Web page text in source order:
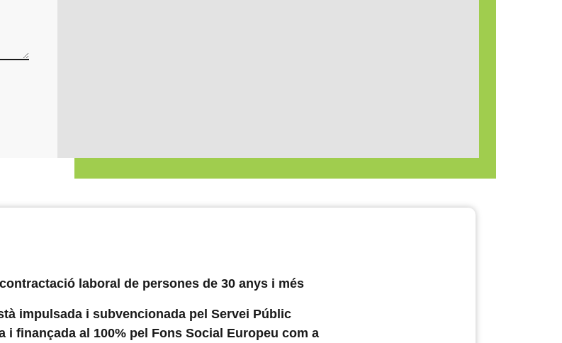
laboral de persones de 30 anys i més
impulsada i subvencionada pel Servei Públic
i finançada al 100% pel Fons Social Europeu com a